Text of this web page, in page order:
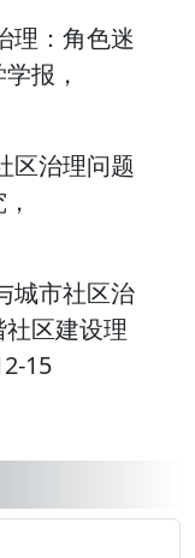
理：角色迷
报，
区治理问题
城市社区治
区建设理
15